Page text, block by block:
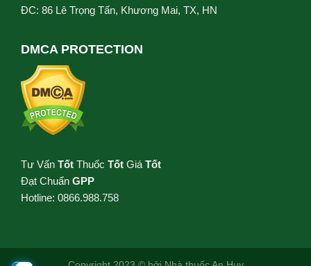
ĐC: 86 Lê Trọng Tấn, Khương Mai, TX, HN
DMCA PROTECTION
Tư Vấn Tốt Thuốc Tốt Giá Tốt
Đạt Chuẩn GPP
Hotline: 0866.988.758